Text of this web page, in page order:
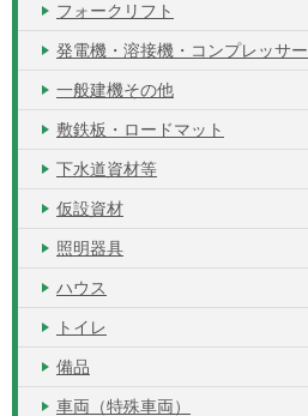
フォークリフト
発電機・溶接機・コンプレッサー
一般建機その他
敷鉄板・ロードマット
下水道資材等
仮設資材
照明器具
ハウス
トイレ
備品
車両（特殊車両）